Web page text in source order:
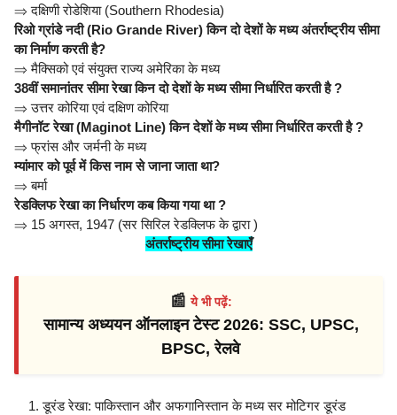
⇒ दक्षिणी रोडेशिया (Southern Rhodesia)
रिओ ग्रांडे नदी (Rio Grande River) किन दो देशों के मध्य अंतर्राष्ट्रीय सीमा
का निर्माण करती है?
⇒ मैक्सिको एवं संयुक्त राज्य अमेरिका के मध्य
38वीं समानांतर सीमा रेखा किन दो देशों के मध्य सीमा निर्धारित करती है ?
⇒ उत्तर कोरिया एवं दक्षिण कोरिया
मैगीनॉट रेखा (Maginot Line) किन देशों के मध्य सीमा निर्धारित करती है ?
⇒ फ्रांस और जर्मनी के मध्य
म्यांमार को पूर्व में किस नाम से जाना जाता था?
⇒बर्मा
रेडक्लिफ रेखा का निर्धारण कब किया गया था ?
⇒ 15 अगस्त, 1947 (सर सिरिल रेडक्लिफ के द्वारा )
अंतर्राष्ट्रीय सीमा रेखाएँ
📰ये भी पढ़ें:
सामान्य अध्ययन ऑनलाइन टेस्ट 2026: SSC, UPSC,
BPSC, रेलवे
डूरंड रेखा: पाकिस्तान और अफगानिस्तान के मध्य सर मोटिगर डूरंड